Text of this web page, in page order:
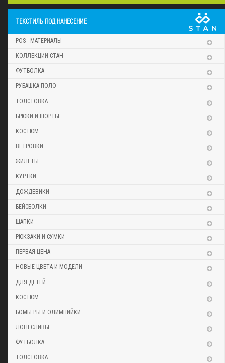
ТЕКСТИЛЬ ПОД НАНЕСЕНИЕ
POS - МАТЕРИАЛЫ
КОЛЛЕКЦИИ СТАН
ФУТБОЛКА
РУБАШКА ПОЛО
ТОЛСТОВКА
БРЮКИ И ШОРТЫ
КОСТЮМ
ВЕТРОВКИ
ЖИЛЕТЫ
КУРТКИ
ДОЖДЕВИКИ
БЕЙСБОЛКИ
ШАПКИ
РЮКЗАКИ И СУМКИ
ПЕРВАЯ ЦЕНА
НОВЫЕ ЦВЕТА И МОДЕЛИ
ДЛЯ ДЕТЕЙ
КОСТЮМ
БОМБЕРЫ И ОЛИМПИЙКИ
ЛОНГСЛИВЫ
ФУТБОЛКА
ТОЛСТОВКА